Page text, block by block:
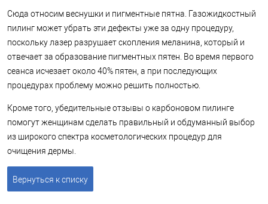
Сюда относим веснушки и пигментные пятна. Газожидкостный
пилинг может убрать эти дефекты уже за одну процедуру,
поскольку лазер разрушает скопления меланина, который и
отвечает за образование пигментных пятен. Во время первого
сеанса исчезает около 40% пятен, а при последующих
процедурах проблему можно решить полностью.
Кроме того, убедительные отзывы о карбоновом пилинге
помогут женщинам сделать правильный и обдуманный выбор
из широкого спектра косметологических процедур для
очищения дермы.
Вернуться к списку